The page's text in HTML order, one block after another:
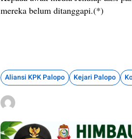
mereka belum ditanggapi.(*)
Aliansi KPK Palopo Kejari Palopo